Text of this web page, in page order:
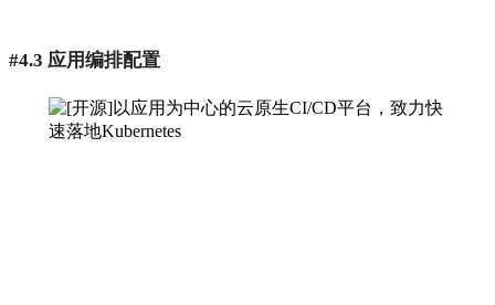
#4.3 应用编排配置